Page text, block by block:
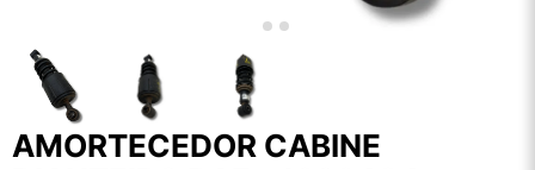
AMORTECEDOR CABINE